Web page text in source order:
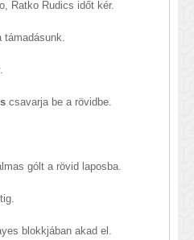
Ratko Rudics időt kér.
csavarja be a rövidbe.
gólt a rövid laposba.
blokkjában akad el.